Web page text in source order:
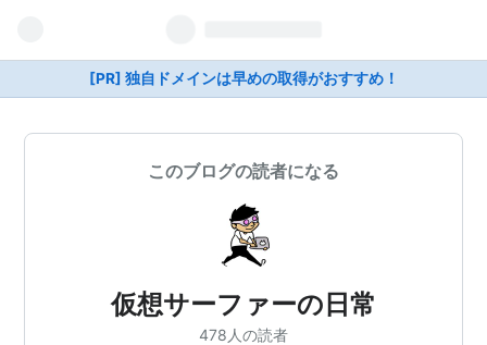
[PR] 独自ドメインは早めの取得がおすすめ！
このブログの読者になる
仮想サーファーの日常
478人の読者